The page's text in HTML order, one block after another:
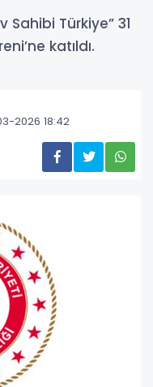
Sahibi Türkiye” 31
katıldı.
2026 18:42